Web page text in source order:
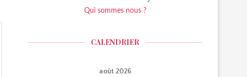
Qui sommes nous ?
CALENDRIER
août 2026